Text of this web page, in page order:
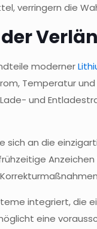
verringern die
der
moderner
Temperatur
und
an die
integriert,
eine